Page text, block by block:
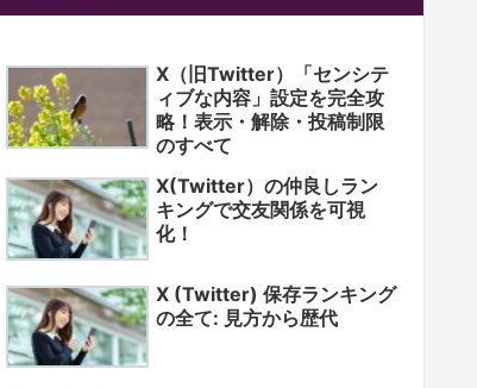
X（旧Twitter）「センシテ
ィブな内容」設定を完全攻
略！表示・解除・投稿制限
のすべて
X(Twitter）の仲良しラン
キングで交友関係を可視
化！
X (Twitter) 保存ランキング
の全て: 見方から歴代